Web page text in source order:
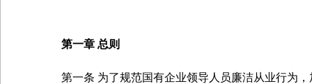
第一章 总则
第一条 为了规范国有企业领导人员廉洁从业行为，